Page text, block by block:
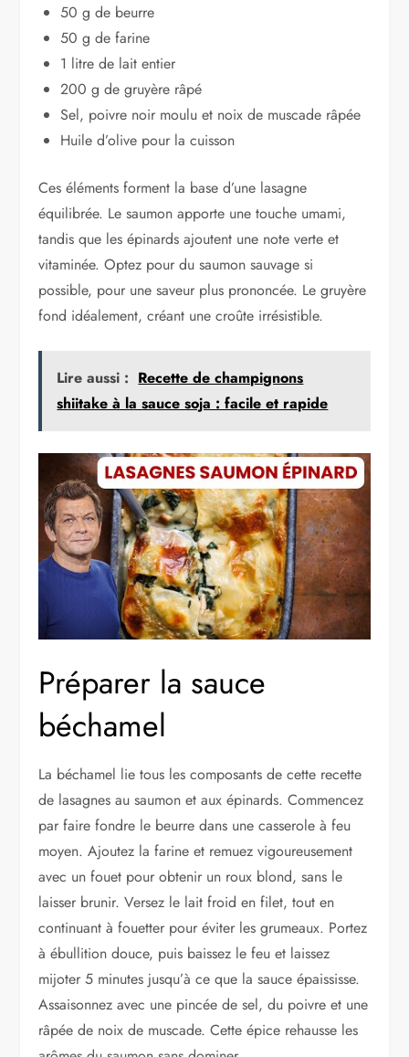
50 g de beurre
50 g de farine
1 litre de lait entier
200 g de gruyère râpé
Sel, poivre noir moulu et noix de muscade râpée
Huile d’olive pour la cuisson
Ces éléments forment la base d’une lasagne
équilibrée. Le saumon apporte une touche umami,
tandis que les épinards ajoutent une note verte et
vitaminée. Optez pour du saumon sauvage si
possible, pour une saveur plus prononcée. Le gruyère
fond idéalement, créant une croûte irrésistible.
Lire aussi : Recette de champignons
shiitake à la sauce soja : facile et rapide
Préparer la sauce
béchamel
La béchamel lie tous les composants de cette recette
de lasagnes au saumon et aux épinards. Commencez
par faire fondre le beurre dans une casserole à feu
moyen. Ajoutez la farine et remuez vigoureusement
avec un fouet pour obtenir un roux blond, sans le
laisser brunir. Versez le lait froid en filet, tout en
continuant à fouetter pour éviter les grumeaux. Portez
à ébullition douce, puis baissez le feu et laissez
mijoter 5 minutes jusqu’à ce que la sauce épaississe.
Assaisonnez avec une pincée de sel, du poivre et une
râpée de noix de muscade. Cette épice rehausse les